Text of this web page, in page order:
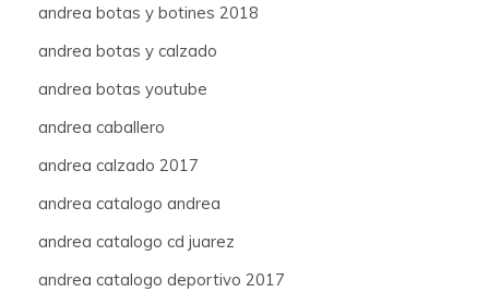
andrea botas y botines 2018
andrea botas y calzado
andrea botas youtube
andrea caballero
andrea calzado 2017
andrea catalogo andrea
andrea catalogo cd juarez
andrea catalogo deportivo 2017